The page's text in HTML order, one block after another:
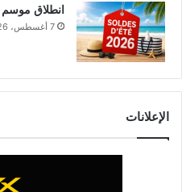
انطلاق موسم
7 أغسطس، 2026
الإعلانات